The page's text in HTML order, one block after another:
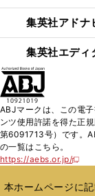
集英社アドナ
集英社エディ
ABJマークは、この電
ンツ使用許諾を得た正
第6091713号）です。
の一覧はこちら。
https://aebs.or.jp/
新
い
本ホームページに